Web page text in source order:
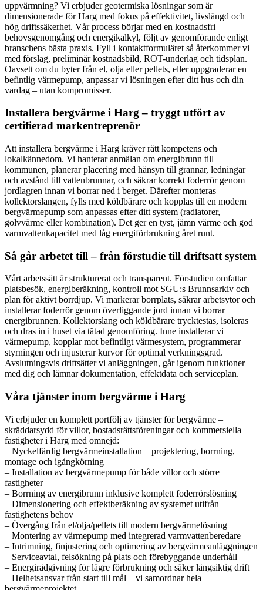
uppvärmning? Vi erbjuder geotermiska lösningar som är
dimensionerade för Harg med fokus på effektivitet, livslängd och
hög driftssäkerhet. Vår process börjar med en kostnadsfri
behovsgenomgång och energikalkyl, följt av genomförande enligt
branschens bästa praxis. Fyll i kontaktformuläret så återkommer vi
med förslag, preliminär kostnadsbild, ROT-underlag och tidsplan.
Oavsett om du byter från el, olja eller pellets, eller uppgraderar en
befintlig värmepump, anpassar vi lösningen efter ditt hus och din
vardag – utan kompromisser.
Installera bergvärme i Harg – tryggt utfört av
certifierad markentreprenör
Att installera bergvärme i Harg kräver rätt kompetens och
lokalkännedom. Vi hanterar anmälan om energibrunn till
kommunen, planerar placering med hänsyn till grannar, ledningar
och avstånd till vattenbrunnar, och säkrar korrekt foderrör genom
jordlagren innan vi borrar ned i berget. Därefter monteras
kollektorslangen, fylls med köldbärare och kopplas till en modern
bergvärmepump som anpassas efter ditt system (radiatorer,
golvvärme eller kombination). Det ger en tyst, jämn värme och god
varmvattenkapacitet med låg energiförbrukning året runt.
Så går arbetet till – från förstudie till driftsatt system
Vårt arbetssätt är strukturerat och transparent. Förstudien omfattar
platsbesök, energiberäkning, kontroll mot SGU:s Brunnsarkiv och
plan för aktivt borrdjup. Vi markerar borrplats, säkrar arbetsytor och
installerar foderrör genom överliggande jord innan vi borrar
energibrunnen. Kollektorslang och köldbärare trycktestas, isoleras
och dras in i huset via tätad genomföring. Inne installerar vi
värmepump, kopplar mot befintligt värmesystem, programmerar
styrningen och injusterar kurvor för optimal verkningsgrad.
Avslutningsvis driftsätter vi anläggningen, går igenom funktioner
med dig och lämnar dokumentation, effektdata och serviceplan.
Våra tjänster inom bergvärme i Harg
Vi erbjuder en komplett portfölj av tjänster för bergvärme –
skräddarsydd för villor, bostadsrättsföreningar och kommersiella
fastigheter i Harg med omnejd:
– Nyckelfärdig bergvärmeinstallation – projektering, borrning,
montage och igångkörning
– Installation av bergvärmepump för både villor och större
fastigheter
– Borrning av energibrunn inklusive komplett foderrörslösning
– Dimensionering och effektberäkning av systemet utifrån
fastighetens behov
– Övergång från el/olja/pellets till modern bergvärmelösning
– Montering av värmepump med integrerad varmvattenberedare
– Intrimning, finjustering och optimering av bergvärmeanläggningen
– Serviceavtal, felsökning på plats och förebyggande underhåll
– Energirådgivning för lägre förbrukning och säker långsiktig drift
– Helhetsansvar från start till mål – vi samordnar hela